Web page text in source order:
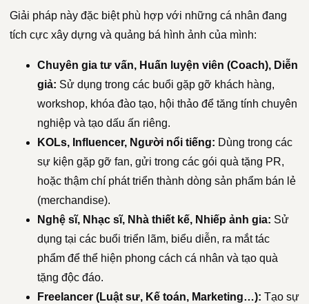
Giải pháp này đặc biệt phù hợp với những cá nhân đang
tích cực xây dựng và quảng bá hình ảnh của mình:
Chuyên gia tư vấn, Huấn luyện viên (Coach), Diễn
giả: Sử dụng trong các buổi gặp gỡ khách hàng,
workshop, khóa đào tạo, hội thảo để tăng tính chuyên
nghiệp và tạo dấu ấn riêng.
KOLs, Influencer, Người nổi tiếng: Dùng trong các
sự kiện gặp gỡ fan, gửi trong các gói quà tặng PR,
hoặc thậm chí phát triển thành dòng sản phẩm bán lẻ
(merchandise).
Nghệ sĩ, Nhạc sĩ, Nhà thiết kế, Nhiếp ảnh gia: Sử
dụng tại các buổi triển lãm, biểu diễn, ra mắt tác
phẩm để thể hiện phong cách cá nhân và tạo quà
tặng độc đáo.
Freelancer (Luật sư, Kế toán, Marketing…): Tạo sự